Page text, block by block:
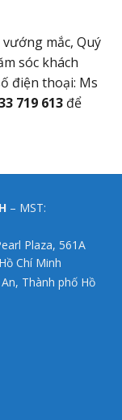
mắc, Quý
sóc khách
điện thoại: Ms
719 613 để
– MST:
Plaza, 561A
Chí Minh
Thành phố Hồ